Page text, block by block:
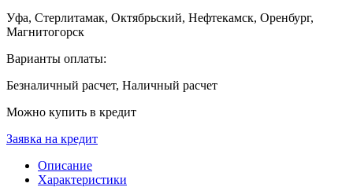
Уфа, Стерлитамак, Октябрьский, Нефтекамск, Оренбург,
Магнитогорск
Варианты оплаты:
Безналичный расчет, Наличный расчет
Можно купить в кредит
Заявка на кредит
Описание
Характеристики